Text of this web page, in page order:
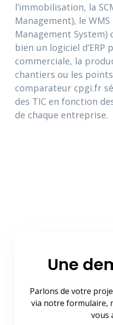
l’immobilisation, la
Management), le
Management
bien un logiciel d’ERP
commerciale, la
chantiers ou les
comparateur cpgi.fr
des TIC en fonction
de chaque entreprise.
Une
Parlons de votre
via notre formulaire,
vous